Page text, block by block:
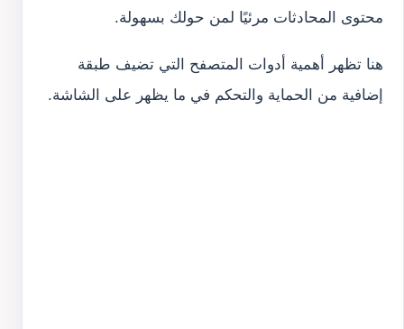
محتوى المحادثات مرئيًا لمن حولك بسهولة.
هنا تظهر أهمية أدوات المتصفح التي تضيف طبقة
إضافية من الحماية والتحكم في ما يظهر على الشاشة.